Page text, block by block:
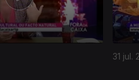
31 jul.